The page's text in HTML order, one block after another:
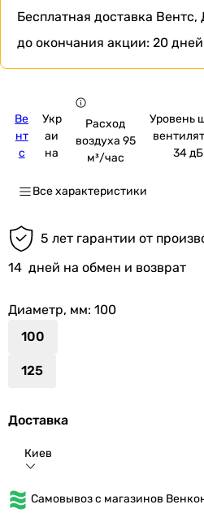
Бесплатная доставка Вентс,
до окончания акции: 20 дней
Ве
нт
с
Укр
аи
на
Расход
воздуха 95
м³/час
Уровень
34 дБ
Все характеристики
5 лет гарантии от
14 дней на обмен и возврат
Диаметр, мм: 100
100
125
Доставка
Киев
Самовывоз с магазинов